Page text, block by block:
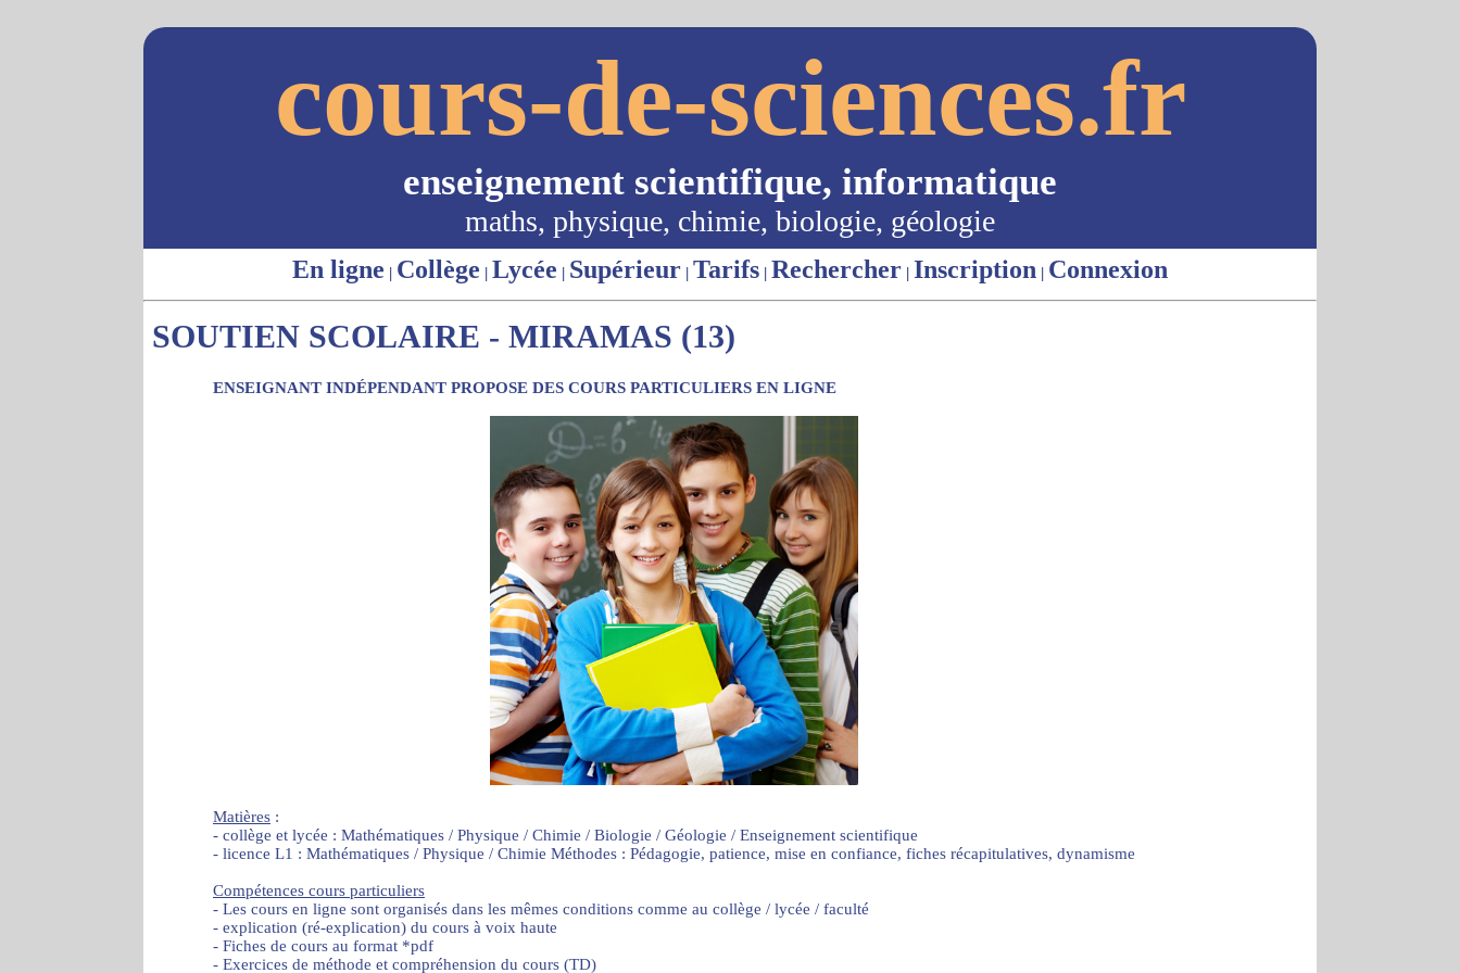
cours-de-sciences.fr
enseignement scientifique, informatique
maths, physique, chimie, biologie, géologie
En ligne | Collège | Lycée | Supérieur | Tarifs | Rechercher | Inscription | Connexion
SOUTIEN SCOLAIRE - MIRAMAS (13)
ENSEIGNANT INDÉPENDANT PROPOSE DES COURS PARTICULIERS EN LIGNE
Matières :
- collège et lycée : Mathématiques / Physique / Chimie / Biologie / Géologie / Enseignement scientifique
- licence L1 : Mathématiques / Physique / Chimie Méthodes : Pédagogie, patience, mise en confiance, fiches récapitulatives, dynamisme
Compétences cours particuliers
- Les cours en ligne sont organisés dans les mêmes conditions comme au collège / lycée / faculté
- explication (ré-explication) du cours à voix haute
- Fiches de cours au format *pdf
- Exercices de méthode et compréhension du cours (TD)